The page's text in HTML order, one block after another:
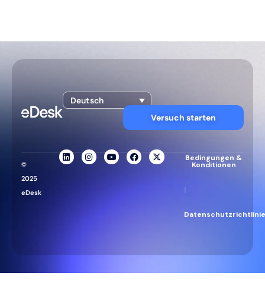
Deutsch
Versuch starten
©
2025
eDesk
Bedingungen &
Konditionen
|
Datenschutzrichtlinie